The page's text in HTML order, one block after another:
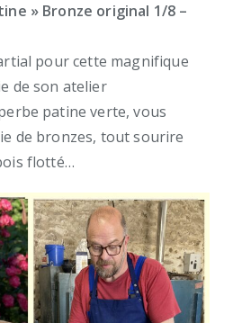
» Bronze original 1/8 –
pour cette magnifique
de son atelier
patine verte, vous
de bronzes, tout sourire
flotté…